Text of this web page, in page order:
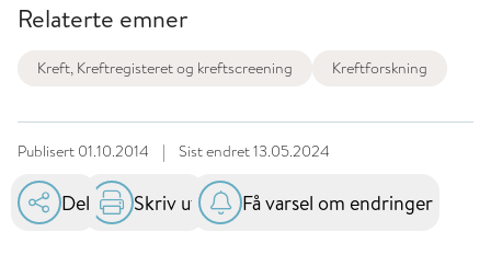
Relaterte emner
Kreft, Kreftregisteret og kreftscreening Kreftforskning
Publisert 01.10.2014 | Sist endret13.05.2024
Del Skriv ut Få varsel om endringer